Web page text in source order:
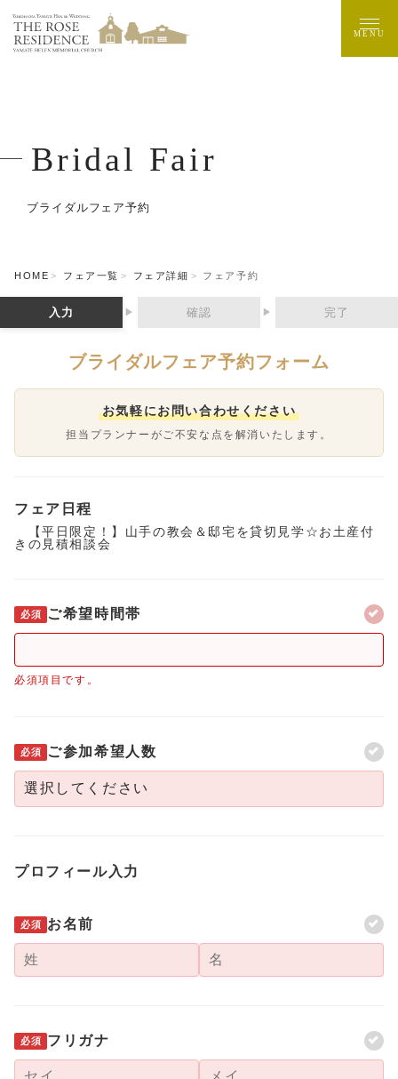
Bridal Fair
ブライダルフェア予約
MENU
HOME フェア一覧 フェア詳細 フェア予約
入力 ▶ 確認 ▶ 完了
ブライダルフェア予約フォーム
お気軽にお問い合わせください
担当プランナーがご不安な点を解消いたします。
フェア日程
【平日限定！】山手の教会＆邸宅を貸切見学☆お土産付
きの見積相談会
必須 ご希望時間帯
必須項目です。
必須 ご参加希望人数
プロフィール入力
必須 お名前
必須 フリガナ